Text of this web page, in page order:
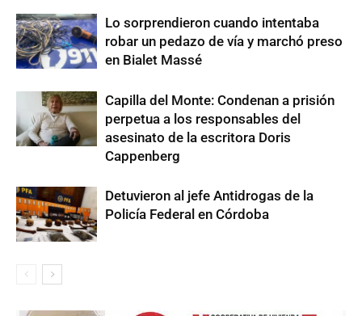
Lo sorprendieron cuando intentaba
robar un pedazo de vía y marchó preso
en Bialet Massé
Capilla del Monte: Condenan a prisión
perpetua a los responsables del
asesinato de la escritora Doris
Cappenberg
Detuvieron al jefe Antidrogas de la
Policía Federal en Córdoba